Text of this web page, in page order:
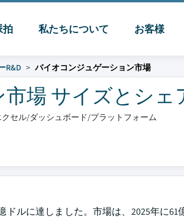
拍 私たちについて お客様
R&D バイオコンジュゲーション市場
場 サイズとシェ
クセル/ダッシュボード/プラットフォーム
ルに達しました。市場は、2025年に61